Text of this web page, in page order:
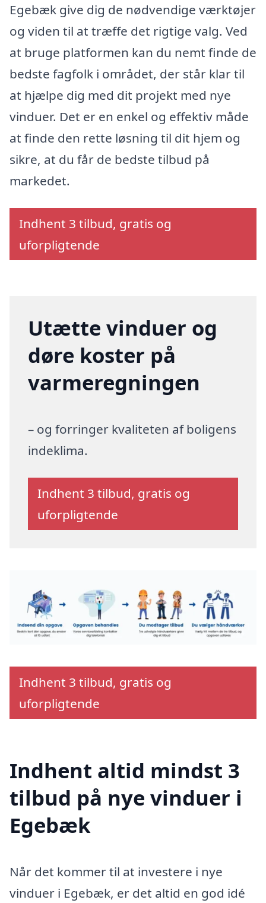
Egebæk give dig de nødvendige værktøjer
og viden til at træffe det rigtige valg. Ved
at bruge platformen kan du nemt finde de
bedste fagfolk i området, der står klar til
at hjælpe dig med dit projekt med nye
vinduer. Det er en enkel og effektiv måde
at finde den rette løsning til dit hjem og
sikre, at du får de bedste tilbud på
markedet.
Indhent 3 tilbud, gratis og
uforpligtende
Utætte vinduer og
døre koster på
varmeregningen
– og forringer kvaliteten af boligens
indeklima.
Indhent 3 tilbud, gratis og
uforpligtende
Indhent 3 tilbud, gratis og
uforpligtende
Indhent altid mindst 3
tilbud på nye vinduer i
Egebæk
Når det kommer til at investere i nye
vinduer i Egebæk, er det altid en god idé